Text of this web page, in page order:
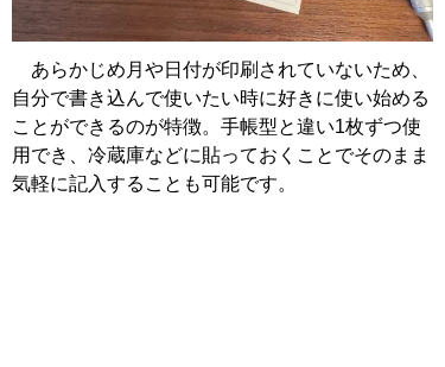
あらかじめ月や日付が印刷されていないため、
自分で書き込んで使いたい時に好きに使い始める
ことができるのが特徴。手帳型と違い1枚ずつ使
用でき、冷蔵庫などに貼っておくことでそのまま
気軽に記入することも可能です。